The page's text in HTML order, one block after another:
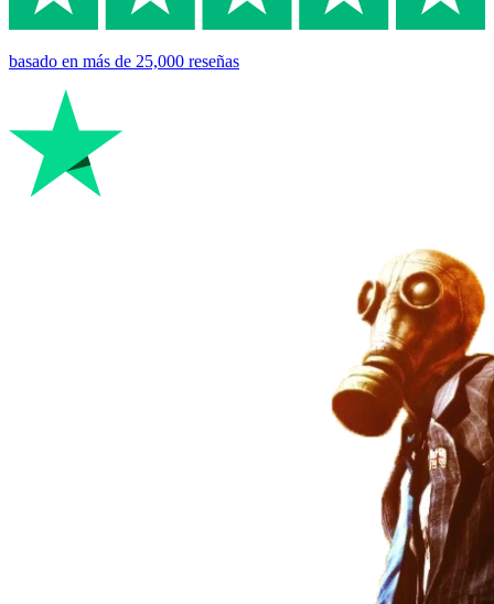
basado en más de 25,000 reseñas